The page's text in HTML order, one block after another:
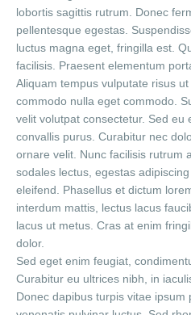
lobortis sagittis rutrum. Donec
pellentesque egestas.
luctus magna eget, fringilla est.
facilisis. Praesent elementum
Aliquam tempus vulputate risus
commodo nulla eget commodo.
velit volutpat consectetur. Sed eu
convallis purus. Curabitur nec
ornare velit. Nunc facilisis rutrum
sodales lectus, egestas
eleifend. Phasellus et dictum
interdum mattis, lectus lacus
lacus ut metus. Cras at enim
dolor.
Sed eget enim feugiat,
Curabitur eu ultrices nibh, in
Donec dapibus turpis vitae ipsum